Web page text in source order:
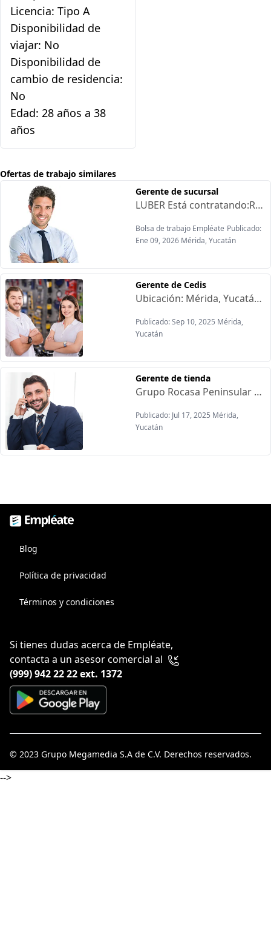
Licencia: Tipo A
Disponibilidad de
viajar: No
Disponibilidad de
cambio de residencia:
No
Edad: 28 años a 38
años
Ofertas de trabajo similares
Gerente de sucursal
LUBER Está contratando:Requisitos:-Carrera técnica superior o afín(Administración, Mercadotecnia, contabilidad)-Experiencia en ventas a detalle y cambaceo-Experiencia mínima de 3 años liderando equipos de ventas a detalle-Licencia de manejo vigente-Alta responsabilidad en la recuperación de cobranza y cuentas de contadoOfrecen:-Sueldo base-Automóvil-Celular-PTU-Estabilidad laboral-Vales de despensa-Prestaciones de ley desde el primer día
Bolsa de trabajo Empléate Publicado:
Ene 09, 2026 Mérida, Yucatán
Gerente de Cedis
Ubicación: Mérida, Yucatán.Giro: Importación y distribución al mayoreo automotrizSueldo bruto: 15,000.00 mensuales .Horario: Lunes a viernes de 9:00am a 6:00pm (1hr de comida), y sábados de 9:00am a 2:00pm.Requisitos25 años en adelanteExperiencia: más de 3 años en estrategias de Mercadotecnia y comercial.Conocimientos en cierre de ventas, negocios, manejo de equipo de trabajo.Idioma: inglesDisponibilidad para viajarResponsable de coordinar la ejecución de la operación comercial a través de distintos canales de distribución y la fuerza de ventas, asegurando el cumplimiento de objetivos en distribuidores y sucursales propias.ObjetivosGestión comercial: Asegurar el logro de objetivos de venta mediante planes de acción por área.Supervisión y análisis: Realizar visitas periódicas a distribuidores/sucursales para detectar áreas de oportunidad en mercado, competencia y participación.Operación administrativa: Garantizar el correcto funcionamiento del centro de distribución en inventarios, facturación, control de gastos, caja chica, mobiliario y equipo.Funciones principalesDar cumplimiento a los objetivos asignados por Gerencia General y Gerencia comercial.Ejecutar acuerdos e instrucciones establecidas en Gerencia General y Gerencia comercial, adaptándolos a los planes de trabajo.Planear y ejecutar con el Gerente General la operación al nivel inventario.Mantener las instalaciones de almacén y otros inmuebles en esta optimoVisitas para implementar mejorasPlanear y ejecutar con el supervisor de servicio, plan de crecimiento en talleres que se requiera.Planear y ejecutar con el Gerente de refacciones (stock, servicios prioritarios, rotaciones).
Publicado: Sep 10, 2025 Mérida,
Yucatán
Gerente de tienda
Grupo Rocasa Peninsular Está contratando:Requisitos:-Sexo indistinto-De 25 a 40 años-Manejo de Excel-Licenciatura en Administración o afín-Conocimientos en manejo de personal, estrategias y planeación de ventasOfrecen:-Prestaciones de ley-Vales de despensa-Seguro de vida-Convenio con óptica-De Lunes a sábado de 9:00am a 8:00pm
Publicado: Jul 17, 2025 Mérida,
Yucatán
Empléate, bolsa de trabajo
Blog
Política de privacidad
Términos y condiciones
Si tienes dudas acerca de Empléate,
contacta a un asesor comercial al
(999) 942 22 22 ext. 1372
© 2023 Grupo Megamedia S.A de C.V. Derechos reservados.
-->